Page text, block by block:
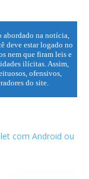
abordado na notícia,
deve estar logado no
nem que firam leis e
ilícitas. Assim,
ofensivos,
do site.